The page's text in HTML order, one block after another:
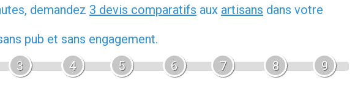
demandez 3 devis comparatifs aux artisans dans votre
pub et sans engagement.
3 4 5 6 7 8 9